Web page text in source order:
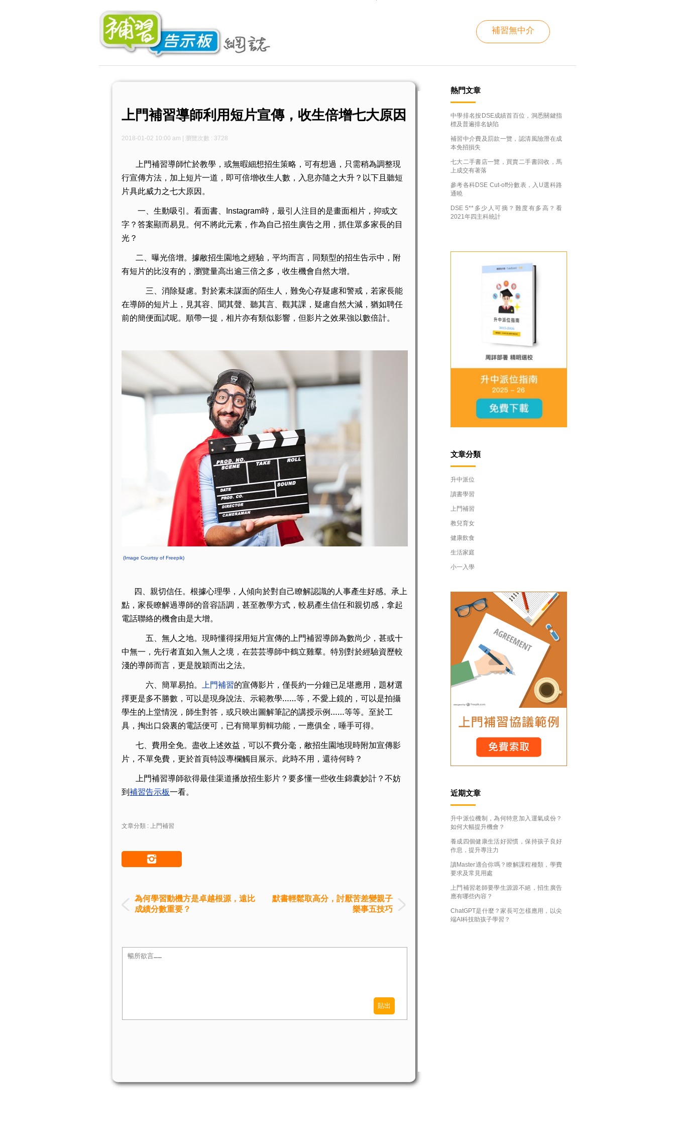
補習無中介
上門補習導師利用短片宣傳，收生倍增七大原因
2018-01-02 10:00 am | 瀏覽次數 : 3728
上門補習導師忙於教學，或無暇細想招生策略，可有想過，只需稍為調整現
行宣傳方法，加上短片一道，即可倍增收生人數，入息亦隨之大升？以下且聽短
片具此威力之七大原因。
一、生動吸引。看面書、
Instagram時，最引人注目的是畫面相片，抑或文
字？答案顯而易見。何不將此元素，作為自己招生廣告之用，抓住眾多家長的目
光？
二、曝光倍增。據敝招生園地之經驗，平均而言，同類型的招生告示中，附
有短片的比沒有的，瀏覽量高出逾三倍之多，收生機會自然大增。
三、消除疑慮。對於素未謀面的陌生人，難免心存疑慮和警戒，若家長能
在導師的短片上，見其容、聞其聲、聽其言、觀其課，疑慮自然大減，猶如聘任
前的簡便面試呢。順帶一提，相片亦有類似影響，但影片之效果強以數倍計。
(Image Courtsy of Freepik)
四、親切信任。根據心理學，人傾向於對自己瞭解認識的人事產生好感。承上
點，家長瞭解過導師的音容語調，甚至教學方式，較易產生信任和親切感，拿起
電話聯絡的機會由是大增。
五、無人之地。現時懂得採用短片宣傳的上門補習導師為數尚少，甚或十
中無一，先行者直如入無人之境，在芸芸導師中鶴立雞羣。特別對於經驗資歷較
淺的導師而言，更是脫穎而出之法。
六、簡單易拍。 上門補習的宣傳影片，僅長約一分鐘已足堪應用，題材選
擇更是多不勝數，可以是現身說法、示範教學……等，不愛上鏡的，可以是拍攝
學生的上堂情況，師生對答，或只映出圖解筆記的講授示例……等等。至於工
具，掏出口袋裏的電話便可，已有簡單剪輯功能，一應俱全，唾手可得。
七、費用全免。盡收上述效益，可以不費分毫，敝招生園地現時附加宣傳影
片，不單免費，更於首頁特設專欄觸目展示。此時不用，還待何時？
上門補習導師欲得最佳渠道播放招生影片？要多懂一些收生錦囊妙計？不妨
到補習告示板一看。
文章分類 : 上門補習
為何學習動機方是卓越根源，遠比
成績分數重要？
默書輕鬆取高分，討厭苦差變親子
樂事五技巧
熱門文章
中學排名按DSE成績首百位，洞悉關鍵指
標及普遍排名缺陷
補習中介費及罰款一覽，認清風險潛在成
本免招損失
七大二手書店一覽，買賣二手書回收，馬
上成交有著落
參考各科DSE Cut-off分數表，入U選科路
通曉
DSE 5**多少人可摘？難度有多高？看
2021年四主科統計
文章分類
升中派位
讀書學習
上門補習
教兒育女
健康飲食
生活家庭
小一入學
近期文章
升中派位機制，為何特意加入運氣成份？
如何大幅提升機會？
養成四個健康生活好習慣，保持孩子良好
作息，提升專注力
讀Master適合你嗎？瞭解課程種類，學費
要求及常見用處
上門補習老師要學生源源不絕，招生廣告
應有哪些內容？
ChatGPT是什麼？家長可怎樣應用，以尖
端AI科技助孩子學習？